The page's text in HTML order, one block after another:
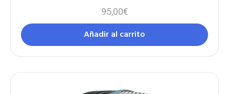
95,00€
Añadir al carrito